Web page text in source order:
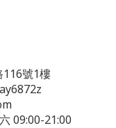
116號1樓
09:00-21:00